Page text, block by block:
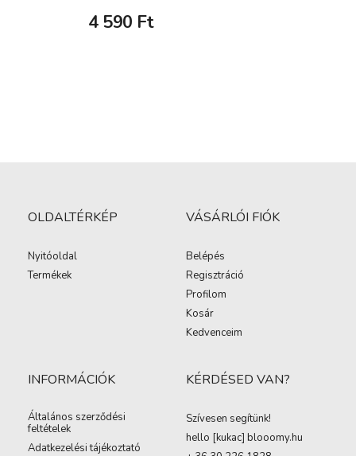
4 590 Ft
OLDALTÉRKÉP
Nyitóoldal
Termékek
VÁSÁRLÓI FIÓK
Belépés
Regisztráció
Profilom
Kosár
Kedvenceim
INFORMÁCIÓK
Általános szerződési
feltételek
Adatkezelési tájékoztató
KÉRDÉSED VAN?
Szívesen segítünk!
hello [kukac] blooomy.hu